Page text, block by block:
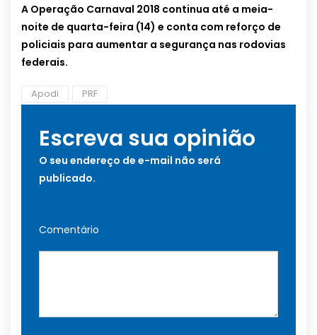
A Operação Carnaval 2018 continua até a meia-
noite de quarta-feira (14) e conta com reforço de
policiais para aumentar a segurança nas rodovias
federais.
Apodi PRF
Escreva sua opinião
O seu endereço de e-mail não será
publicado.
Comentário